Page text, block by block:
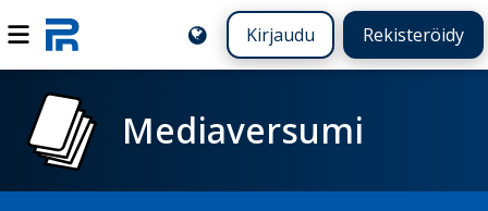
Kirjaudu Rekisteröidy
Mediaversumi